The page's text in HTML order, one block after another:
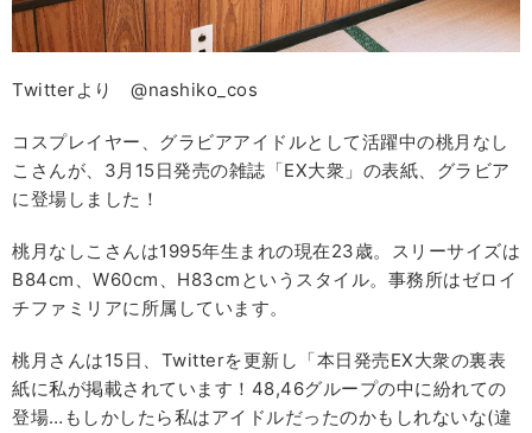
Twitterより @nashiko_cos
コスプレイヤー、グラビアアイドルとして活躍中の桃月なし
こさんが、3月15日発売の雑誌「EX大衆」の表紙、グラビア
に登場しました！
桃月なしこさんは1995年生まれの現在23歳。スリーサイズは
B84cm、W60cm、H83cmというスタイル。事務所はゼロイ
チファミリアに所属しています。
桃月さんは15日、Twitterを更新し「本日発売EX大衆の裏表
紙に私が掲載されています！48,46グループの中に紛れての
登場…もしかしたら私はアイドルだったのかもしれないな(違